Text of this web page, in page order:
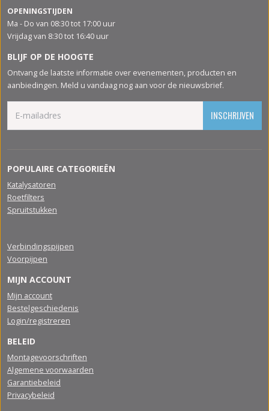
OPENINGSTIJDEN
Ma - Do van 08:30 tot 17:00 uur
Vrijdag van 8:30 tot 16:40 uur
BLIJF OP DE HOOGTE
Ontvang de laatste informatie over evenementen, producten en
aanbiedingen. Meld u vandaag nog aan voor de nieuwsbrief.
INSCHRIJVEN
POPULAIRE CATEGORIEËN
Katalysatoren
Roetfilters
Spruitstukken
Verbindingspijpen
Voorpijpen
MIJN ACCOUNT
Mijn account
Bestelgeschiedenis
Login/registreren
BELEID
Montagevoorschriften
Algemene voorwaarden
Garantiebeleid
Privacybeleid